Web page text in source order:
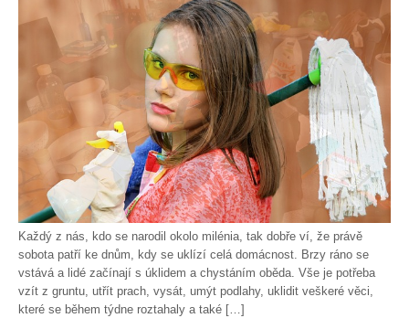
Každý z nás, kdo se narodil okolo milénia, tak dobře ví, že právě
sobota patří ke dnům, kdy se uklízí celá domácnost. Brzy ráno se
vstává a lidé začínají s úklidem a chystáním oběda. Vše je potřeba
vzít z gruntu, utřít prach, vysát, umýt podlahy, uklidit veškeré věci,
které se během týdne roztahaly a také […]